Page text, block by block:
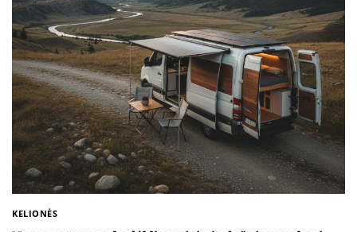
KELIONĖS